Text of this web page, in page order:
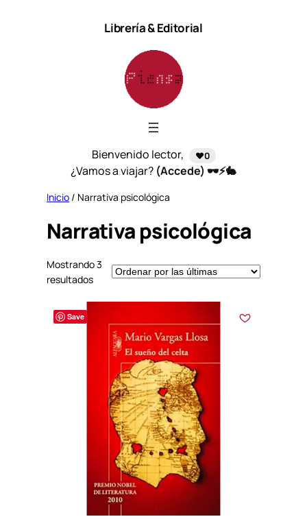
Librería & Editorial
Bienvenido lector, ❤️0
¿Vamos a viajar? (Accede) 🕶️⚡🐇
Inicio / Narrativa psicológica
Narrativa psicológica
Mostrando 3
resultadosS
Save